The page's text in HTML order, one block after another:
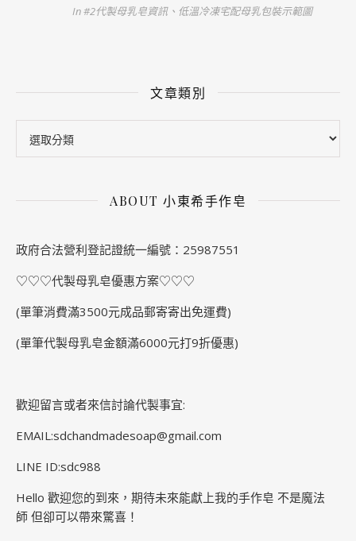
In #2代製母乳皂資訊、低溫冷凍宅配母乳包裝示範圖
文章類別
ABOUT 小東希手作皂
政府合法營利登記證統一編號：25987551
♡♡♡代製母乳皂優惠方案♡♡♡
(單筆消費滿3500元成品郵寄寄出免運費)
(單筆代製母乳皂金額滿6000元打9折優惠)
歡迎留言或者來信討論代製事宜:
EMAIL:sdchandmadesoap@gmail.com
LINE ID:sdc988
Hello 歡迎您的到來，期待未來能獻上我的手作皂 不是魔法
師 但卻可以帶來驚喜！